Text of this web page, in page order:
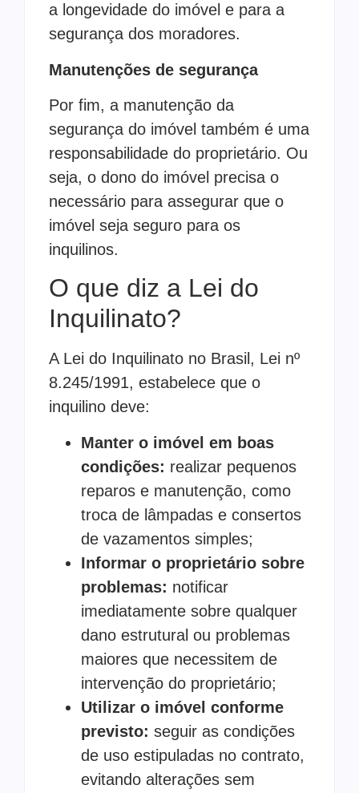
a longevidade do imóvel e para a
segurança dos moradores.
Manutenções de segurança
Por fim, a manutenção da
segurança do imóvel também é uma
responsabilidade do proprietário. Ou
seja, o dono do imóvel precisa o
necessário para assegurar que o
imóvel seja seguro para os
inquilinos.
O que diz a Lei do
Inquilinato?
A Lei do Inquilinato no Brasil, Lei nº
8.245/1991, estabelece que o
inquilino deve:
Manter o imóvel em boas
condições: realizar pequenos
reparos e manutenção, como
troca de lâmpadas e consertos
de vazamentos simples;
Informar o proprietário sobre
problemas: notificar
imediatamente sobre qualquer
dano estrutural ou problemas
maiores que necessitem de
intervenção do proprietário;
Utilizar o imóvel conforme
previsto: seguir as condições
de uso estipuladas no contrato,
evitando alterações sem